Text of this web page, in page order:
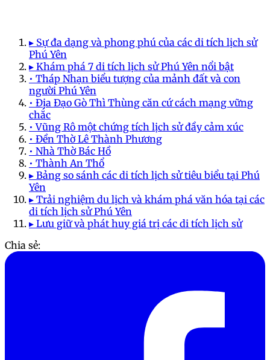
▸ Sự đa dạng và phong phú của các di tích lịch sử
Phú Yên
▸ Khám phá 7 di tích lịch sử Phú Yên nổi bật
• Tháp Nhạn biểu tượng của mảnh đất và con
người Phú Yên
• Địa Đạo Gò Thì Thùng căn cứ cách mạng vững
chắc
• Vũng Rô một chứng tích lịch sử đầy cảm xúc
• Đền Thờ Lê Thành Phương
• Nhà Thờ Bác Hồ
• Thành An Thổ
▸ Bảng so sánh các di tích lịch sử tiêu biểu tại Phú
Yên
▸ Trải nghiệm du lịch và khám phá văn hóa tại các
di tích lịch sử Phú Yên
▸ Lưu giữ và phát huy giá trị các di tích lịch sử
Chia sẻ: